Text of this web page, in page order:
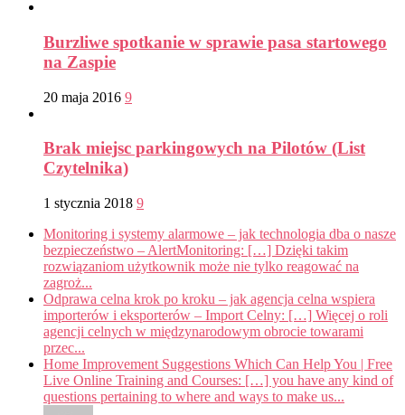
Burzliwe spotkanie w sprawie pasa startowego
na Zaspie
20 maja 2016 9
Brak miejsc parkingowych na Pilotów (List
Czytelnika)
1 stycznia 2018 9
Monitoring i systemy alarmowe – jak technologia dba o nasze
bezpieczeństwo – AlertMonitoring: […] Dzięki takim
rozwiązaniom użytkownik może nie tylko reagować na
zagroż...
Odprawa celna krok po kroku – jak agencja celna wspiera
importerów i eksporterów – Import Celny: […] Więcej o roli
agencji celnych w międzynarodowym obrocie towarami
przec...
Home Improvement Suggestions Which Can Help You | Free
Live Online Training and Courses: […] you have any kind of
questions pertaining to where and ways to make us...